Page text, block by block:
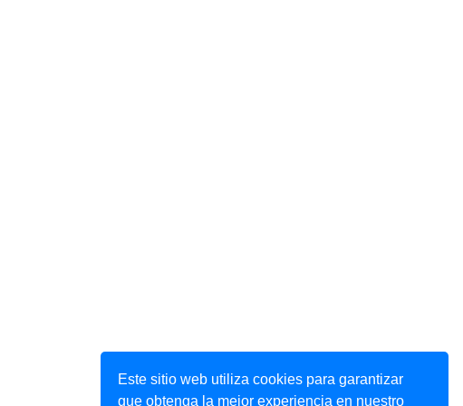
Este sitio web utiliza cookies para garantizar
que obtenga la mejor experiencia en nuestro